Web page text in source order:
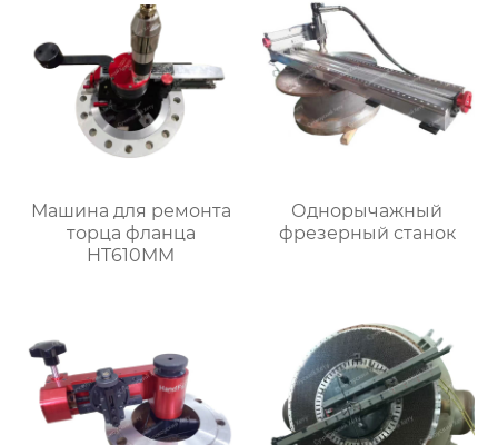
Машина для ремонта
торца фланца
HT610MM
Однорычажный
фрезерный станок